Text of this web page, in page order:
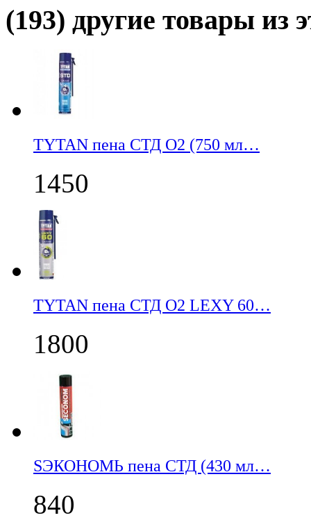
(193) другие товары из
TYTAN пена СТД О2 (750 мл…
1450
TYTAN пена СТД О2 LEXY 60…
1800
SЭКОНОМЬ пена СТД (430 мл…
840